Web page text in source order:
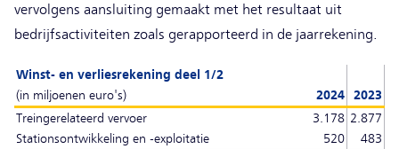
vervolgens aansluiting gemaakt met het resultaat uit
bedrijfsactiviteiten zoals gerapporteerd in de jaarrekening.
Winst- en verliesrekening deel 1/2
(in miljoenen euro's)
2024
2023
Treingerelateerd vervoer
3.178 2.877
Stationsontwikkeling en -exploitatie
520
483